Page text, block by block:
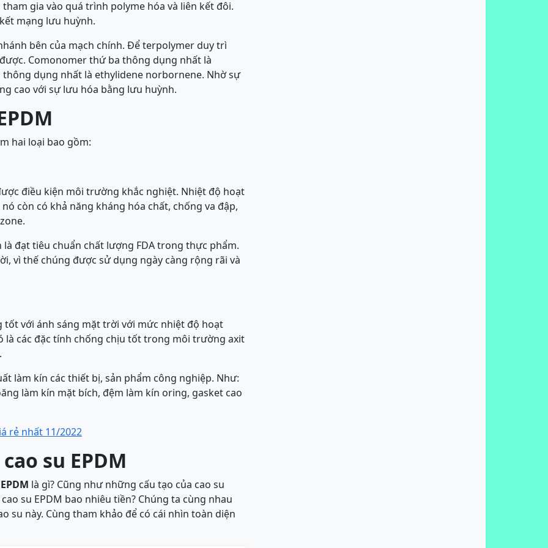
gia vào quá trình polyme hóa và liên kết đôi.
mạng lưu huỳnh.
bên của mạch chính. Để terpolymer duy trì
Comonomer thứ ba thông dụng nhất là
dụng nhất là ethylidene norbornene. Nhờ sự
cao với sự lưu hóa bằng lưu huỳnh.
hai loại bao gồm:
điều kiện môi trường khắc nghiệt. Nhiệt độ hoạt
còn có khả năng kháng hóa chất, chống va đập,
đạt tiêu chuẩn chất lượng FDA trong thực phẩm.
vì thế chúng được sử dụng ngày càng rộng rãi và
tốt với ánh sáng mặt trời với mức nhiệt độ hoạt
là các đặc tính chống chịu tốt trong môi trường axit
làm kín các thiết bị, sản phẩm công nghiệp. Như:
làm kín mặt bích, đệm làm kín oring, gasket cao
rẻ nhất 11/2022
su EPDM
là gì? Cũng như những cấu tạo của cao su
su EPDM bao nhiêu tiền? Chúng ta cùng nhau
su này. Cùng tham khảo để có cái nhìn toàn diện